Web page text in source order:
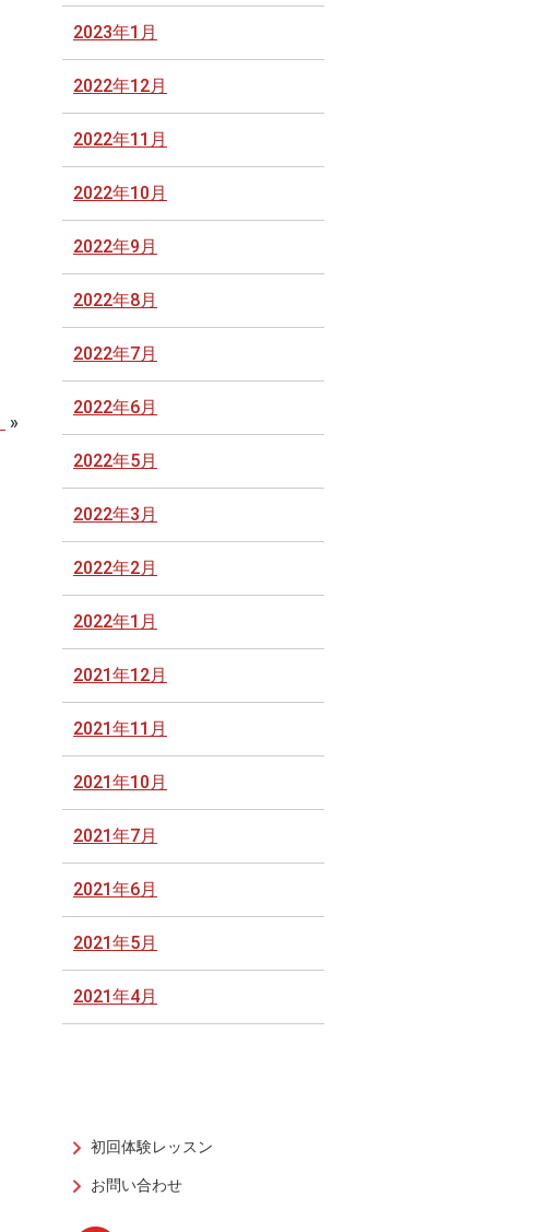
»
2023年1月
2022年12月
2022年11月
2022年10月
2022年9月
2022年8月
2022年7月
2022年6月
2022年5月
2022年3月
2022年2月
2022年1月
2021年12月
2021年11月
2021年10月
2021年7月
2021年6月
2021年5月
2021年4月
初回体験レッスン
お問い合わせ